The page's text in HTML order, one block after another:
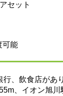
セット
可能
、飲食店があ
、イオン旭川